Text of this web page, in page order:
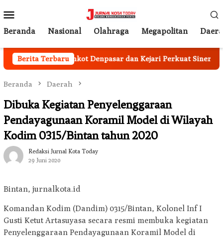
ke
kontenMobile
Beranda Nasional Olahraga Megapolitan
Berita TerbaruPemkot Denpasar dan Kejari Perkuat Sinergi
Beranda Daerah
Dibuka Kegiatan Penyelenggaraan
Pendayagunaan Koramil Model di Wilayah
Kodim 0315/Bintan tahun 2020
Redaksi Jurnal Kota Today
29 Juni 2020
Bintan, jurnalkota.id
Komandan Kodim (Dandim) 0315/Bintan, Kolonel Inf I
Gusti Ketut Artasuyasa secara resmi membuka kegiatan
Penyelenggaraan Pendayagunaan Koramil Model di